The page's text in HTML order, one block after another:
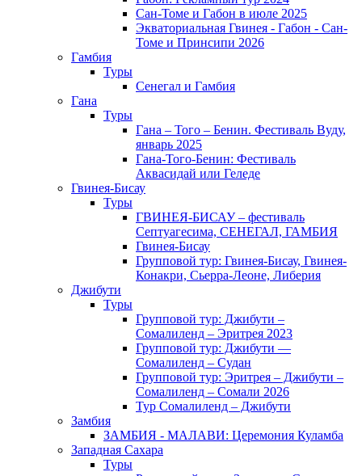
Сан-Томе и Габон в июле 2025
Экваториальная Гвинея - Габон - Сан-
Томе и Принсипи 2026
Гамбия
Туры
Сенегал и Гамбия
Гана
Туры
Гана – Того – Бенин. Фестиваль Вуду,
январь 2025
Гана-Того-Бенин: Фестиваль
Аквасидай или Геледе
Гвинея-Бисау
Туры
ГВИНЕЯ-БИСАУ – фестиваль
Септуагесима, СЕНЕГАЛ, ГАМБИЯ
Гвинея-Бисау
Групповой тур: Гвинея-Бисау, Гвинея-
Конакри, Сьерра-Леоне, Либерия
Джибути
Туры
Групповой тур: Джибути –
Cомалиленд – Эритрея 2023
Групповой тур: Джибути —
Сомалиленд – Судан
Групповой тур: Эритрея – Джибути –
Сомалиленд – Сомали 2026
Тур Cомалиленд – Джибути
Замбия
ЗАМБИЯ - МАЛАВИ: Церемония Куламба
Западная Сахара
Туры